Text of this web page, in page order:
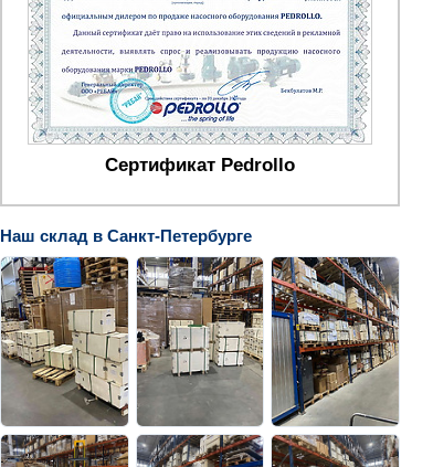
Сертификат Pedrollo
Наш склад в Санкт-Петербурге